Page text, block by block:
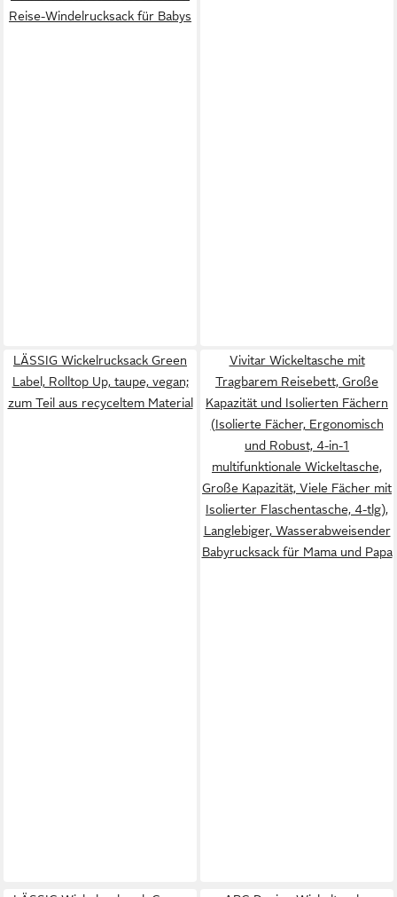
Reise-Windelrucksack für Babys
LÄSSIG Wickelrucksack Green
Label, Rolltop Up, taupe, vegan;
zum Teil aus recyceltem Material
Vivitar Wickeltasche mit
Tragbarem Reisebett, Große
Kapazität und Isolierten Fächern
(Isolierte Fächer, Ergonomisch
und Robust, 4-in-1
multifunktionale Wickeltasche,
Große Kapazität, Viele Fächer mit
Isolierter Flaschentasche, 4-tlg),
Langlebiger, Wasserabweisender
Babyrucksack für Mama und Papa